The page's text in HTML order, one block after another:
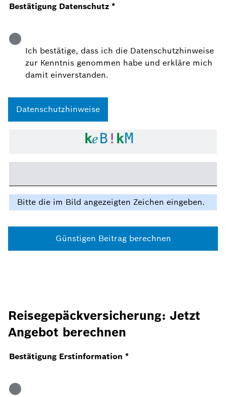
Bestätigung Datenschutz *
Ich bestätige, dass ich die Datenschutzhinweise
zur Kenntnis genommen habe und erkläre mich
damit einverstanden.
Datenschutzhinweise
Bitte die im Bild angezeigten Zeichen eingeben.
Günstigen Beitrag berechnen
Reisegepäckversicherung: Jetzt
Angebot berechnen
Bestätigung Erstinformation *